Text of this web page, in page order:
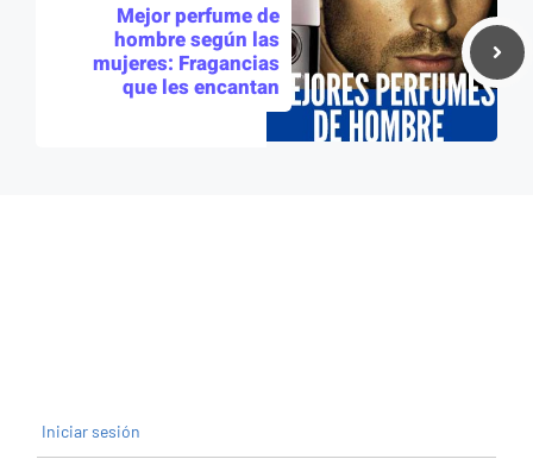
Mejor perfume de
hombre según las
mujeres: Fragancias
que les encantan
Iniciar sesión